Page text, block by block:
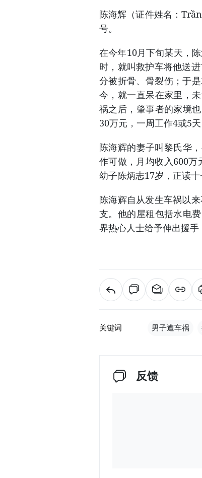
陈海辉（证件姓名：
号。
在今年10月下旬某天，
时，就叫救护车将他送
分被折骨、骨裂伤；于
今，就一直呆在家里，
祸之后，肇事者的家境
30万元，一周工作4或5
陈海辉的妻子叫黎氏华
作可做，月均收入600万
幼子陈炳志17岁，正读十
陈海辉自从发生车祸以
支。他的屋租包括水电
界热心人士给予伸出援
关键词 男子遭车祸
反馈